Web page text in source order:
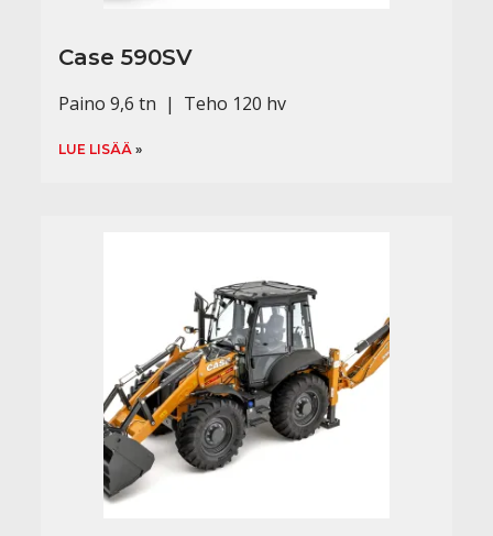
Case 590SV
Paino 9,6 tn | Teho 120 hv
LUE LISÄÄ